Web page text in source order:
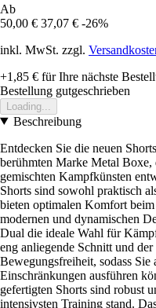
Ab
50,00 € 37,07 € -26%
inkl. MwSt. zzgl.
+1,85 € für Ihre nächste
Bestellung gutgeschrieben
Loading...
Beschreibung
Entdecken Sie die neuen
berühmten Marke Metal
gemischten Kampfkünsten
Shorts sind sowohl praktisch
bieten optimalen Komfort
modernen und dynamischen
Dual die ideale Wahl für
eng anliegende Schnitt und
Bewegungsfreiheit, sodass
Einschränkungen ausführen
gefertigten Shorts sind robust
intensivsten Training stand.